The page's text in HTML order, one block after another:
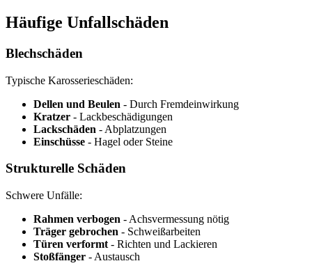
Häufige Unfallschäden
Blechschäden
Typische Karosserieschäden:
Dellen und Beulen - Durch Fremdeinwirkung
Kratzer - Lackbeschädigungen
Lackschäden - Abplatzungen
Einschüsse - Hagel oder Steine
Strukturelle Schäden
Schwere Unfälle:
Rahmen verbogen - Achsvermessung nötig
Träger gebrochen - Schweißarbeiten
Türen verformt - Richten und Lackieren
Stoßfänger - Austausch